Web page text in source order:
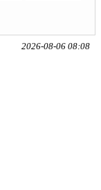
2026-08-06 08:08